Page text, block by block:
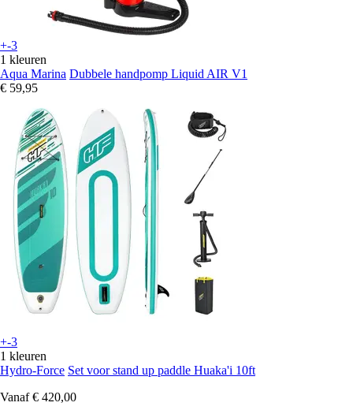
+-3
1 kleuren
Aqua Marina Dubbele handpomp Liquid AIR V1
€ 59,95
+-3
1 kleuren
Hydro-Force Set voor stand up paddle Huaka'i 10ft
Vanaf € 420,00